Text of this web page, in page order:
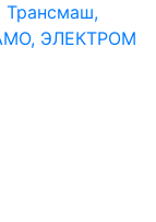
Трансмаш,
ЭЛЕКТРОМ